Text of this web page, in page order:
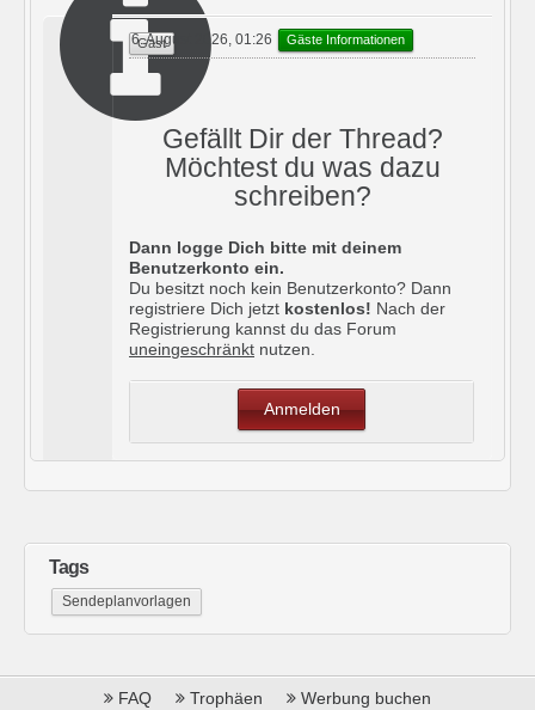
Gast
6. August 2026, 01:26 Gäste Informationen
Gefällt Dir der Thread?
Möchtest du was dazu
schreiben?
Dann logge Dich bitte mit deinem
Benutzerkonto ein.
Du besitzt noch kein Benutzerkonto? Dann
registriere Dich jetzt kostenlos! Nach der
Registrierung kannst du das Forum
uneingeschränkt nutzen.
Anmelden
Tags
Sendeplanvorlagen
FAQ Trophäen Werbung buchen